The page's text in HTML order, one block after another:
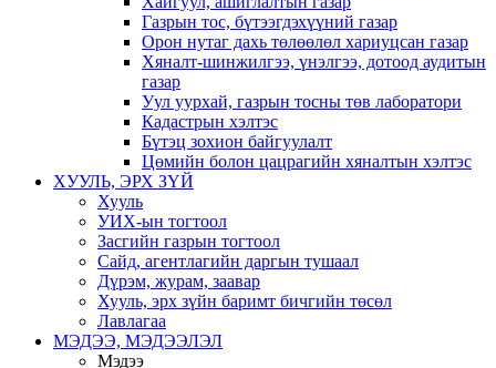
Газрын тос, бүтээгдэхүүний газар
Орон нутаг дахь төлөөлөл хариуцсан газар
Хяналт-шинжилгээ, үнэлгээ, дотоод аудитын
газар
Уул уурхай, газрын тосны төв лаборатори
Кадастрын хэлтэс
Бүтэц зохион байгуулалт
Цөмийн болон цацрагийн хяналтын хэлтэс
ХУУЛЬ, ЭРХ ЗҮЙ
Хууль
УИХ-ын тогтоол
Засгийн газрын тогтоол
Сайд, агентлагийн даргын тушаал
Дүрэм, журам, заавар
Хууль, эрх зүйн баримт бичгийн төсөл
Лавлагаа
МЭДЭЭ, МЭДЭЭЛЭЛ
Мэдээ